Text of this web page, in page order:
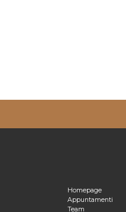
Privacy PolicyHomepage
Appuntamenti
Team